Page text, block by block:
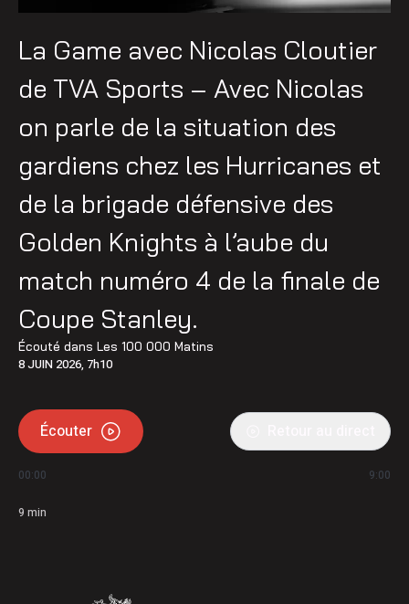
La Game avec Nicolas Cloutier
de TVA Sports – Avec Nicolas
on parle de la situation des
gardiens chez les Hurricanes et
de la brigade défensive des
Golden Knights à l’aube du
match numéro 4 de la finale de
Coupe Stanley.
Écouté dans Les 100 000 Matins
8 JUIN 2026, 7h10
Écouter
00:00 9:00
9 min